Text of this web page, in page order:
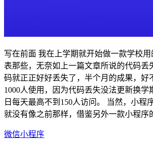
写在前面 我在上学期就开始做一款学校
表那些，无奈如上一篇文章所说的代码丢
码就正正好好丢失了，半个月的成果，好
1000人使用，因为代码丢失没法更新换学
日每天最高不到150人访问。 当然，小程
就没有像之前那样，借鉴另外一款小程
微信小程序